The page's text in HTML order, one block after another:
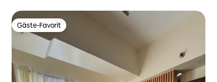
Gäste-Favorit
Gäste-Favorit